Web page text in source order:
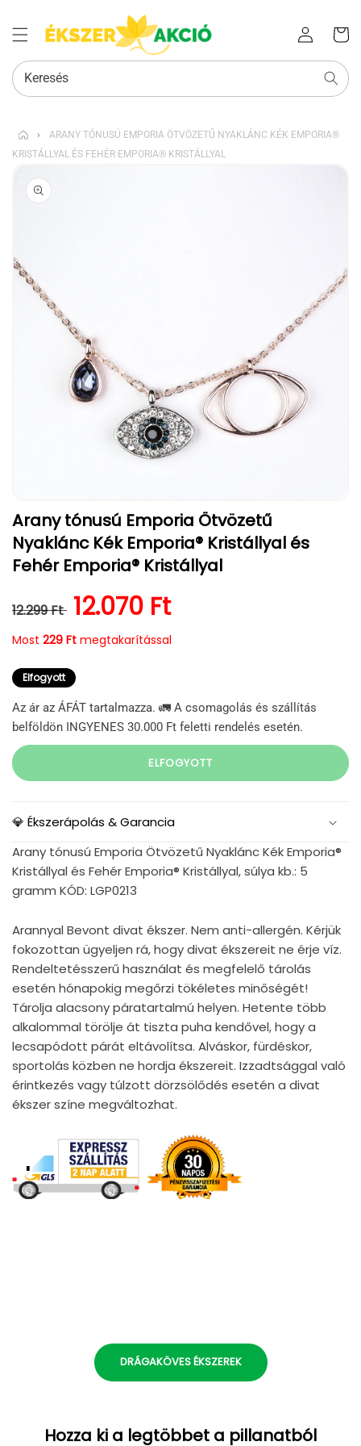
Bejelentkezés
kosara
Keresés
›
ARANY TÓNUSÚ EMPORIA ÖTVÖZETŰ NYAKLÁNC KÉK EMPORIA®
KRISTÁLLYAL ÉS FEHÉR EMPORIA® KRISTÁLLYAL
UGRÁS A
TERMÉKADATOKRA
médiafájl
megnyitása
a
modális
párbeszédpanelen
Arany tónusú Emporia Ötvözetű
Nyaklánc Kék Emporia® Kristállyal és
Fehér Emporia® Kristállyal
Normál ár
12.299 Ft Kedvezményes ár
12.070 Ft
Most 229 Ft megtakarítással
Elfogyott
Az ár az ÁFÁT tartalmazza. 🚛 A csomagolás és szállítás
belföldön INGYENES 30.000 Ft feletti rendelés esetén.
ELFOGYOTT
💎 Ékszerápolás & Garancia
Arany tónusú Emporia Ötvözetű Nyaklánc Kék Emporia®
Kristállyal és Fehér Emporia® Kristállyal, súlya kb.: 5
gramm KÓD: LGP0213
Arannyal Bevont divat ékszer. Nem anti-allergén. Kérjük
fokozottan ügyeljen rá, hogy divat ékszereit ne érje víz.
Rendeltetésszerű használat és megfelelő tárolás
esetén hónapokig megőrzi tökéletes minőségét!
Tárolja alacsony páratartalmú helyen. Hetente több
alkalommal törölje át tiszta puha kendővel, hogy a
lecsapódott párát eltávolítsa. Alváskor, fürdéskor,
sportolás közben ne hordja ékszereit. Izzadtsággal való
érintkezés vagy túlzott dörzsölődés esetén a divat
ékszer színe megváltozhat.
DRÁGAKÖVES ÉKSZEREK
Hozza ki a legtöbbet a pillanatból